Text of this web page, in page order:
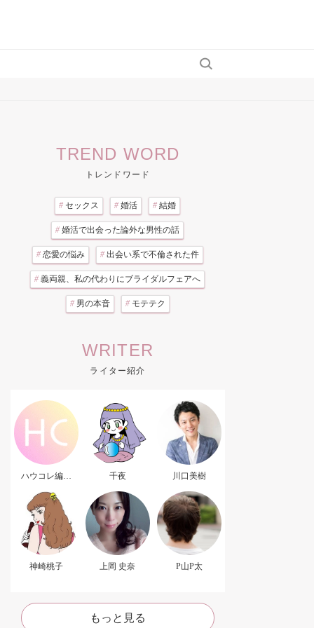
TREND WORD
トレンドワード
# セックス # 婚活 # 結婚
# 婚活で出会った論外な男性の話
# 恋愛の悩み # 出会い系で不倫された件
# 義両親、私の代わりにブライダルフェアへ
# 男の本音 # モテテク
WRITER
ライター紹介
ハウコレ編集
千夜 川口美樹
神崎桃子 上岡 史奈 P山P太
もっと見る